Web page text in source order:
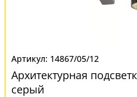
14867/05/12
Архитектурная
серый